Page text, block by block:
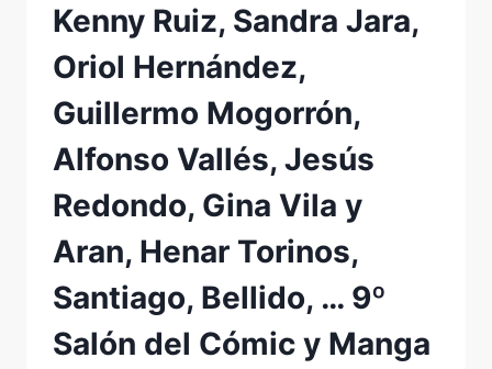
LEÓN.
RUEDA
DE
PRENSA
PRESENTACIÓN.
Kenny Ruiz, Sandra Jara,
Oriol Hernández,
Guillermo Mogorrón,
Alfonso Vallés, Jesús
Redondo, Gina Vila y
Aran, Henar Torinos,
Santiago, Bellido, … 9º
Salón del Cómic y Manga